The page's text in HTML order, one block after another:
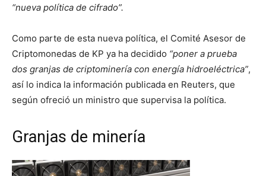
“nueva política de cifrado”.
Como parte de esta nueva política, el Comité Asesor de
Criptomonedas de KP ya ha decidido “poner a prueba
dos granjas de criptominería con energía hidroeléctrica”,
así lo indica la información publicada en Reuters, que
según ofreció un ministro que supervisa la política.
Granjas de minería